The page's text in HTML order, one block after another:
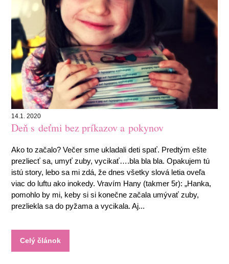
14.1. 2020
Deň s deťmi bez príkazov a pokynov
Ako to začalo? Večer sme ukladali deti spať. Predtým ešte
prezliecť sa, umyť zuby, vycikať….bla bla bla. Opakujem tú
istú story, lebo sa mi zdá, že dnes všetky slová letia oveľa
viac do luftu ako inokedy. Vravím Hany (takmer 5r): „Hanka,
pomohlo by mi, keby si si konečne začala umývať zuby,
prezliekla sa do pyžama a vycikala. Aj...
Celý článok